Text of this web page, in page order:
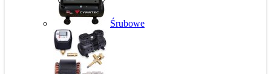
Śrubowe